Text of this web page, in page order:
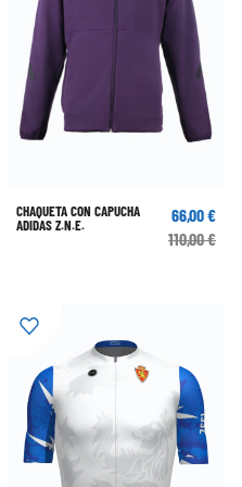
CHAQUETA CON CAPUCHA
ADIDAS Z.N.E.
66,00 €
110,00 €